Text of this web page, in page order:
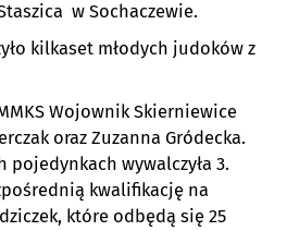
w Sochaczewie.
kilkaset młodych judoków z
Wojownik Skierniewice
oraz Zuzanna Gródecka.
pojedynkach wywalczyła 3.
kwalifikację na
które odbędą się 25